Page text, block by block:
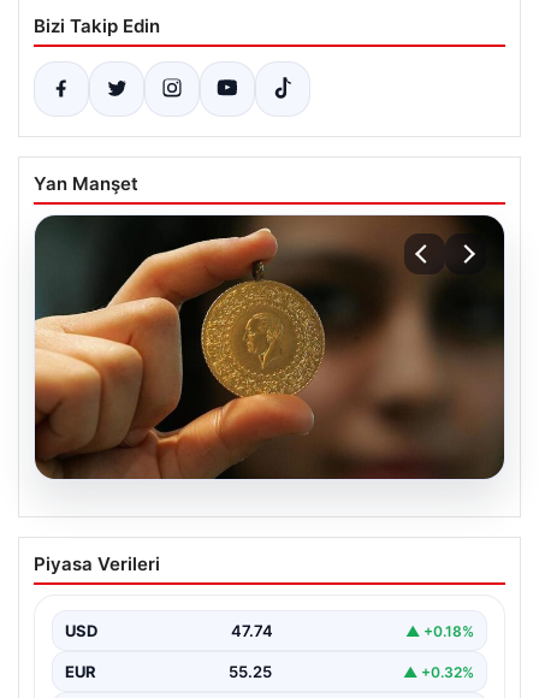
Bizi Takip Edin
Yan Manşet
06.08.2026
Altın fiyatları canlı grafik 22 Mayıs: Altın
fiyatları ne oldu, düştü mü, çıktı mı?
fiyatları
Piyasa Verileri
USD 47.74 ▲ +0.18%
EUR 55.25 ▲ +0.32%